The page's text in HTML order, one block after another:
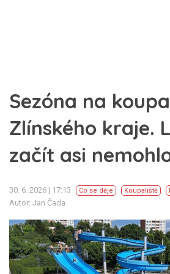
Sezóna na
Zlínského kraje.
začít asi
30. 6. 2026 | 17:13 Co se děje Koupaliště
Autor: Jan Čada